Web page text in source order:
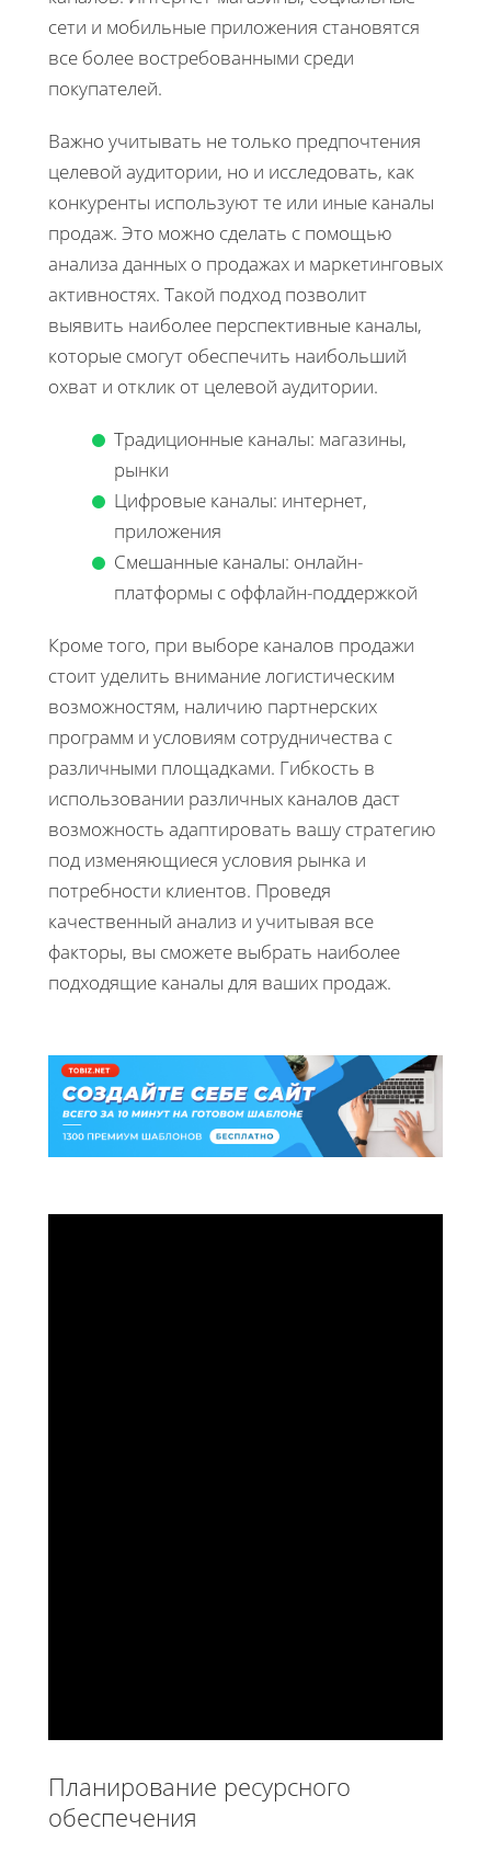
сети и мобильные приложения становятся
все более востребованными среди
покупателей.
Важно учитывать не только предпочтения
целевой аудитории, но и исследовать, как
конкуренты используют те или иные каналы
продаж. Это можно сделать с помощью
анализа данных о продажах и маркетинговых
активностях. Такой подход позволит
выявить наиболее перспективные каналы,
которые смогут обеспечить наибольший
охват и отклик от целевой аудитории.
Традиционные каналы: магазины,
рынки
Цифровые каналы: интернет,
приложения
Смешанные каналы: онлайн-
платформы с оффлайн-поддержкой
Кроме того, при выборе каналов продажи
стоит уделить внимание логистическим
возможностям, наличию партнерских
программ и условиям сотрудничества с
различными площадками. Гибкость в
использовании различных каналов даст
возможность адаптировать вашу стратегию
под изменяющиеся условия рынка и
потребности клиентов. Проведя
качественный анализ и учитывая все
факторы, вы сможете выбрать наиболее
подходящие каналы для ваших продаж.
Планирование ресурсного
обеспечения